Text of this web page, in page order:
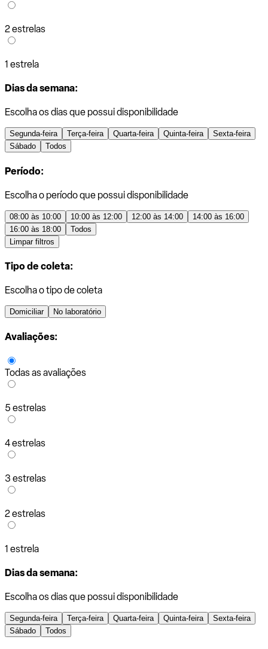
2 estrelas
1 estrela
Dias da semana:
Escolha os dias que possui disponibilidade
Segunda-feira Terça-feira Quarta-feira Quinta-feira
Sexta-feira
Sábado
Todos
Período:
Escolha o período que possui disponibilidade
08:00 às 10:00 10:00 às 12:00 12:00 às 14:00
14:00 às 16:00
16:00 às 18:00
Todos
Limpar filtros
Tipo de coleta:
Escolha o tipo de coleta
Domiciliar No laboratório
Avaliações:
Todas as avaliações
5 estrelas
4 estrelas
3 estrelas
2 estrelas
1 estrela
Dias da semana:
Escolha os dias que possui disponibilidade
Segunda-feira Terça-feira Quarta-feira Quinta-feira
Sexta-feira
Sábado
Todos